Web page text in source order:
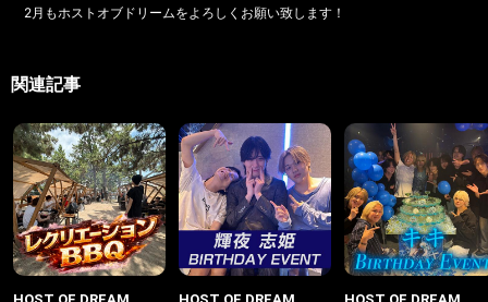
2月もホストオブドリームをよろしくお願い致します！
関連記事